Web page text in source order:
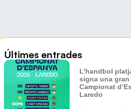
Últimes entrades
L’handbol
signa una
Campionat
Laredo